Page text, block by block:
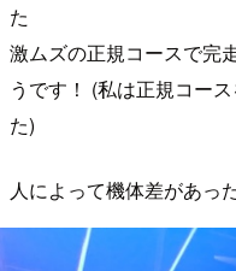
た
激ムズの正規コースで完
うです！ (私は正規コー
た)
人によって機体差があっ